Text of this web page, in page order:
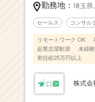
勤務地： 埼玉県
セールス コンサル
リモートワーク OK
起業志望歓迎
未経
初任給25万円以上
株式会